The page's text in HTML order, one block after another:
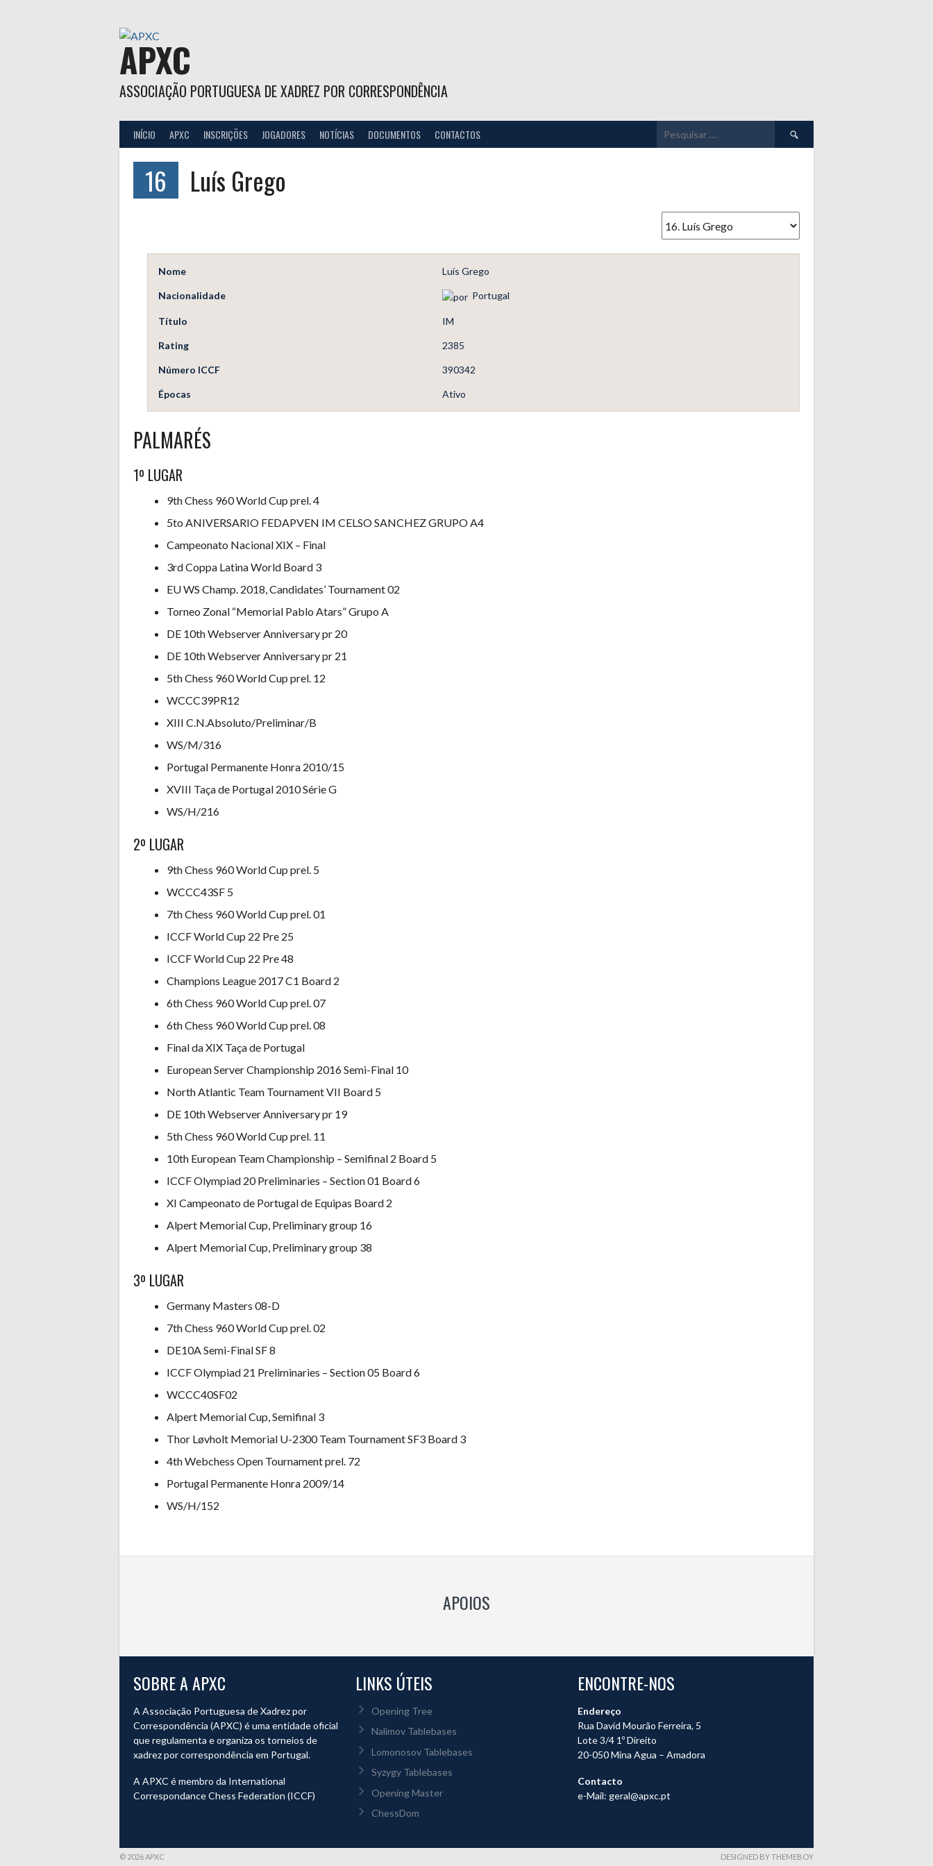
APXC
ASSOCIAÇÃO PORTUGUESA DE XADREZ POR CORRESPONDÊNCIA
INÍCIO APXC INSCRIÇÕES JOGADORES NOTÍCIAS DOCUMENTOS CONTACTOS
Pesquisar
por:
16 Luís Grego
Nome Luís Grego
Nacionalidade Portugal
Título IM
Rating 2385
Número ICCF 390342
Épocas Ativo
PALMARÉS
1º LUGAR
9th Chess 960 World Cup prel. 4
5to ANIVERSARIO FEDAPVEN IM CELSO SANCHEZ GRUPO A4
Campeonato Nacional XIX – Final
3rd Coppa Latina World Board 3
EU WS Champ. 2018, Candidates’ Tournament 02
Torneo Zonal “Memorial Pablo Atars” Grupo A
DE 10th Webserver Anniversary pr 20
DE 10th Webserver Anniversary pr 21
5th Chess 960 World Cup prel. 12
WCCC39PR12
XIII C.N.Absoluto/Preliminar/B
WS/M/316
Portugal Permanente Honra 2010/15
XVIII Taça de Portugal 2010 Série G
WS/H/216
2º LUGAR
9th Chess 960 World Cup prel. 5
WCCC43SF 5
7th Chess 960 World Cup prel. 01
ICCF World Cup 22 Pre 25
ICCF World Cup 22 Pre 48
Champions League 2017 C1 Board 2
6th Chess 960 World Cup prel. 07
6th Chess 960 World Cup prel. 08
Final da XIX Taça de Portugal
European Server Championship 2016 Semi-Final 10
North Atlantic Team Tournament VII Board 5
DE 10th Webserver Anniversary pr 19
5th Chess 960 World Cup prel. 11
10th European Team Championship – Semifinal 2 Board 5
ICCF Olympiad 20 Preliminaries – Section 01 Board 6
XI Campeonato de Portugal de Equipas Board 2
Alpert Memorial Cup, Preliminary group 16
Alpert Memorial Cup, Preliminary group 38
3º LUGAR
Germany Masters 08-D
7th Chess 960 World Cup prel. 02
DE10A Semi-Final SF 8
ICCF Olympiad 21 Preliminaries – Section 05 Board 6
WCCC40SF02
Alpert Memorial Cup, Semifinal 3
Thor Løvholt Memorial U-2300 Team Tournament SF3 Board 3
4th Webchess Open Tournament prel. 72
Portugal Permanente Honra 2009/14
WS/H/152
APOIOS
SOBRE A APXC
A Associação Portuguesa de Xadrez por
Correspondência (APXC) é uma entidade oficial
que regulamenta e organiza os torneios de
xadrez por correspondência em Portugal.
A APXC é membro da International
Correspondance Chess Federation (ICCF)
LINKS ÚTEIS
Opening Tree
Nalimov Tablebases
Lomonosov Tablebases
Syzygy Tablebases
Opening Master
ChessDom
ENCONTRE-NOS
Endereço
Rua David Mourão Ferreira, 5
Lote 3/4 1º Direito
20-050 Mina Agua – Amadora
Contacto
e-Mail: geral@apxc.pt
© 2026 APXC DESIGNED BY THEMEBOY